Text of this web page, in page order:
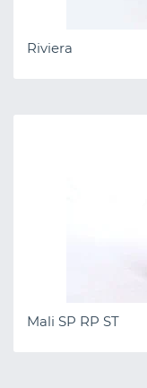
Riviera
Mali SP RP ST